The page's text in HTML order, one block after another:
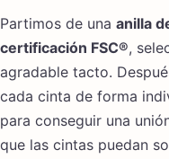
Partimos de una anilla
certificación FSC®,
agradable tacto.
cada cinta de forma
para conseguir una
que las cintas puedan